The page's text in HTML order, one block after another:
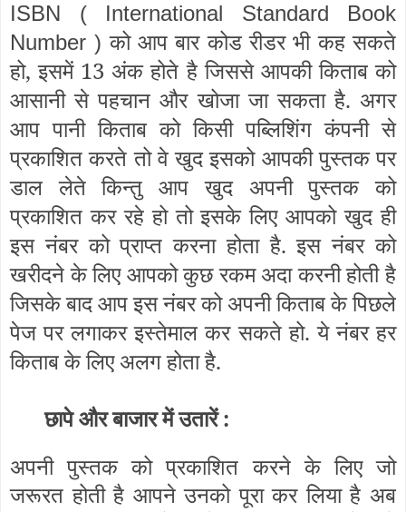
ISBN ( International Standard Book
Number ) को आप बार कोड रीडर भी कह सकते
हो, इसमें 13 अंक होते है जिससे आपकी किताब को
आसानी से पहचान और खोजा जा सकता है. अगर
आप पानी किताब को किसी पब्लिशिंग कंपनी से
प्रकाशित करते तो वे खुद इसको आपकी पुस्तक पर
डाल लेते किन्तु आप खुद अपनी पुस्तक को
प्रकाशित कर रहे हो तो इसके लिए आपको खुद ही
इस नंबर को प्राप्त करना होता है. इस नंबर को
खरीदने के लिए आपको कुछ रकम अदा करनी होती है
जिसके बाद आप इस नंबर को अपनी किताब के पिछले
पेज पर लगाकर इस्तेमाल कर सकते हो. ये नंबर हर
किताब के लिए अलग होता है.
छापे और बाजार में उतारें :
अपनी पुस्तक को प्रकाशित करने के लिए जो
जरूरत होती है आपने उनको पूरा कर लिया है अब